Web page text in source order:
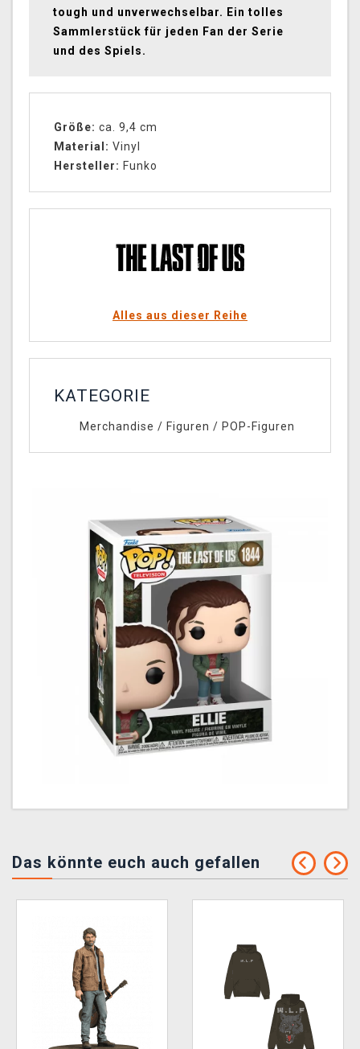
tough und unverwechselbar. Ein tolles
Sammlerstück für jeden Fan der Serie
und des Spiels.
Größe: ca. 9,4 cm
Material: Vinyl
Hersteller: Funko
Alles aus dieser Reihe
KATEGORIE
Merchandise / Figuren / POP-Figuren
Das könnte euch auch gefallen